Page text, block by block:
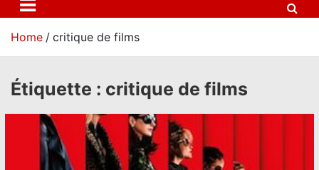
t
Home critique de films
Étiquette : critique de films